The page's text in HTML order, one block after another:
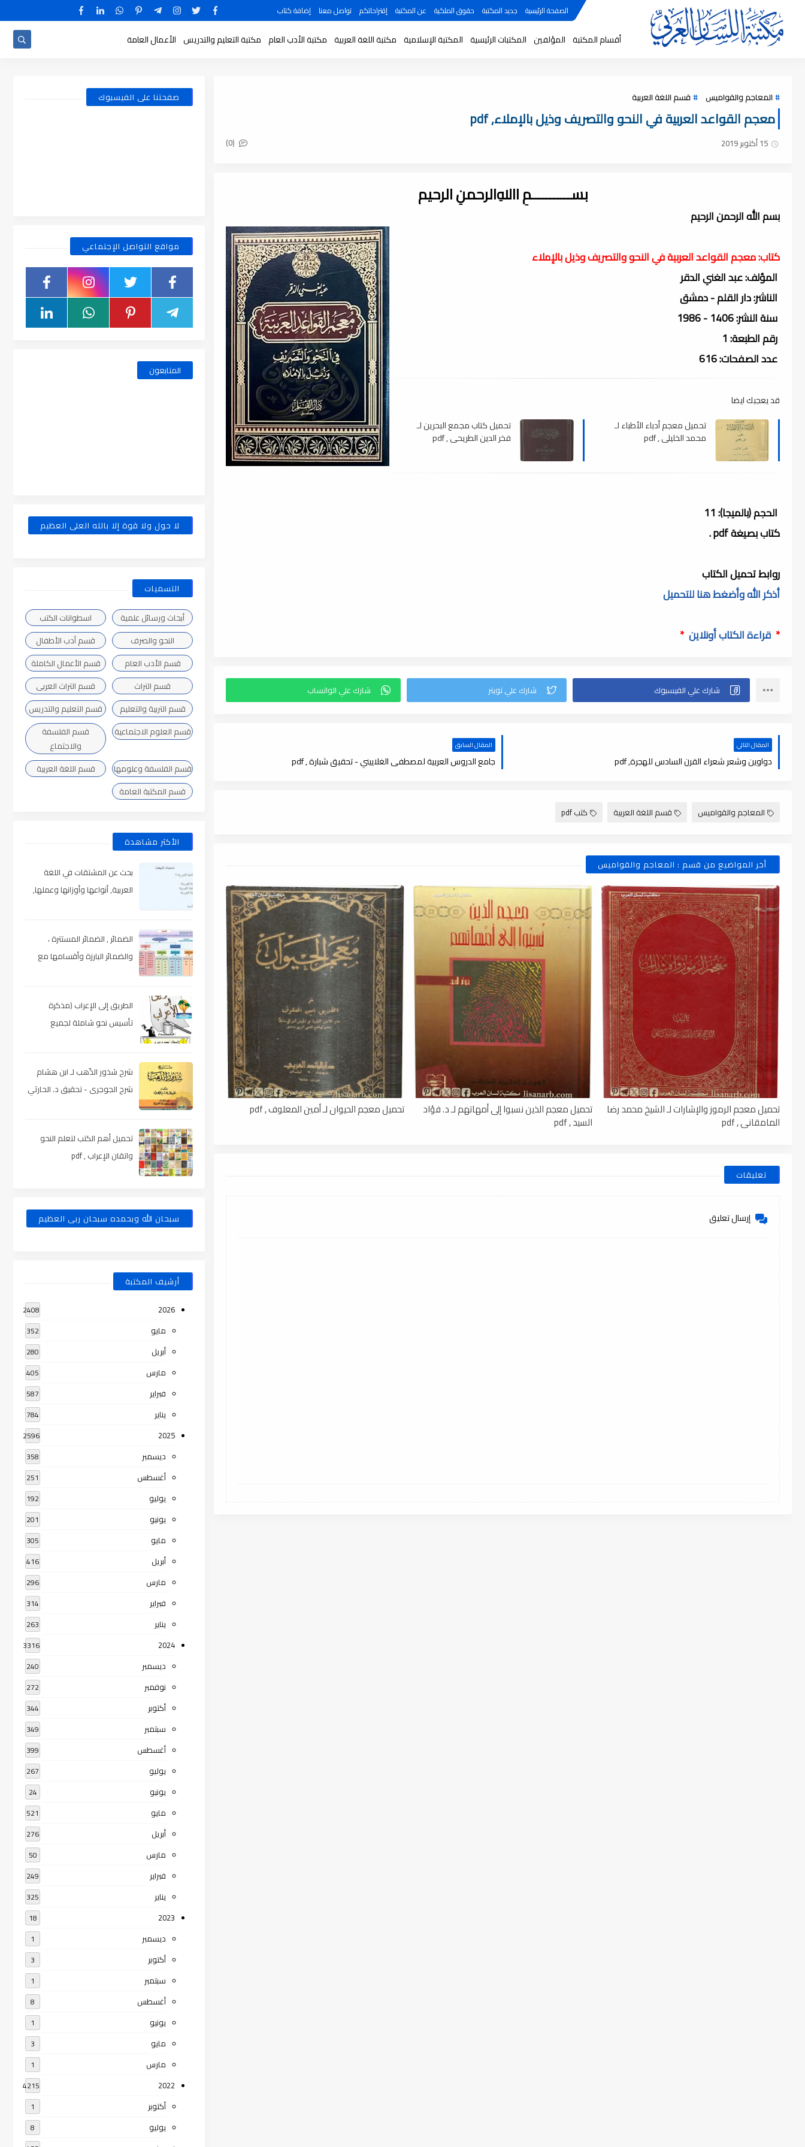
الصفحة الرئيسية جديد المكتبة حقوق الملكية عن المكتبة إقتراحاتكم تواصل معنا إضافة كتاب
أقسام المكتبة المؤلفين المكتبات الرئيسية المكتبة الإسلامية مكتبة اللغة العربية مكتبة الأدب العام مكتبة التعليم والتدريس الأعمال العامة
المعاجم والقواميس قسم اللغة العربية
معجم القواعد العربية في النحو والتصريف وذيل بالإملاء, pdf
15 أكتوبر 2019 (0)
بســـــــــــمِ اﷲِالرحمنِ الرحيم
بسم الله الرحمن الرحيم
كتاب: معجم القواعد العربية في النحو والتصريف وذيل بالإملاء
المؤلف: عبد الغني الدقر
الناشر: دار القلم - دمشق
سنة النشر: 1406 - 1986
رقم الطبعة: 1
عدد الصفحات: 616
قد يعجبك ايضا
تحميل معجم أدباء الأطباء لـ
محمد الخليلي , pdf
تحميل كتاب مجمع البحرين لـ
فخر الدين الطريحي , pdf
الحجم (بالميجا): 11
كتاب بصيغة pdf .
روابط تحميل الكتاب
أذكر الله وأضغط هنا للتحميل
* قراءة الكتاب أونلاين *
المقال التالي
دواوين وشعر شعراء القرن السادس للهجرة, pdf
المقال السابق
جامع الدروس العربية لمصطفى الغلاييني - تحقيق شبارة , pdf
المعاجم والقواميس قسم اللغة العربية كتب pdf
أخر المواضيع من قسم : المعاجم والقواميس
تحميل معجم الرموز والإشارات لـ الشيخ محمد رضا
المامقاني , pdf
تحميل معجم الذين نسبوا إلى أمهاتهم لـ د. فؤاد
السيد , pdf
تحميل معجم الحيوان لـ أمين المعلوف , pdf
تعليقات
إرسال تعليق
صفحتنا على الفيسبوك
مواقع التواصل الإجتماعي
المتابعون
لا حول ولا قوة إلا بالله العلى العظيم
التسميات
أبحاث ورسائل علمية
اسطوانات الكتب
النحو والصرف
قسم أدب الأطفال
قسم الأدب العام
قسم الأعمال الكاملة
قسم التراث
قسم التراث العربى
قسم التربية والتعليم
قسم التعليم والتدريس
قسم العلوم الاجتماعية
قسم الفلسفة
والاجتماع
قسم الفلسفة وعلومها
قسم اللغة العربية
قسم المكتبة العامة
الأكثر مشاهدة
بحث عن المشتقات في اللغة
العربية, أنواعها وأوزانها وعملها,
الضمائر , الضمائر المستترة ،
والضمائر البارزة وأقسامها مع
الطريق إلى الإعراب (مذكرة
تأسيس نحو شاملة لجميع
شرح شذور الذّهب لـ ابن هشام
شرح الجوجرى - تحقيق د. الحارثي
تحميل أهم الكتب لتعلم النحو
واتقان الإعراب , pdf
سبحان الله وبحمده سبحان ربى العظيم
أرشيف المكتبة
2026
2408
مايو 352
أبريل 280
مارس 405
فبراير 587
يناير 784
2025
2596
ديسمبر 358
أغسطس 251
يوليو 192
يونيو 201
مايو 305
أبريل 416
مارس 296
فبراير 314
يناير 263
2024
3316
ديسمبر 240
نوفمبر 272
أكتوبر 344
سبتمبر 349
أغسطس 399
يوليو 267
يونيو 24
مايو 521
أبريل 276
مارس 50
فبراير 249
يناير 325
2023
18
ديسمبر 1
أكتوبر 3
سبتمبر 1
أغسطس 8
يونيو 1
مايو 3
مارس 1
2022
4215
أكتوبر 1
يوليو 8